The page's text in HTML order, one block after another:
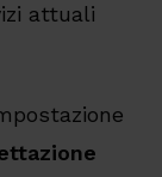
attuali